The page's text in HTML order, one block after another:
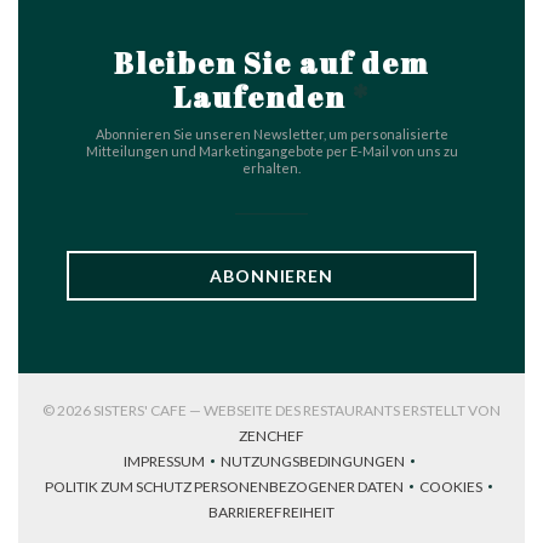
Bleiben Sie auf dem
Laufenden
Abonnieren Sie unseren Newsletter, um personalisierte
Mitteilungen und Marketingangebote per E-Mail von uns zu
erhalten.
ABONNIEREN
© 2026 SISTERS' CAFE — WEBSEITE DES RESTAURANTS ERSTELLT VON
ZENCHEF
IMPRESSUM
((ÖFFNET EIN NEUES FENSTER))
NUTZUNGSBEDINGUNGEN
((ÖFFNET EIN NEUES FENSTER))
POLITIK ZUM SCHUTZ PERSONENBEZOGENER DATEN
((ÖFFNET EIN NEUES FENSTER))
COOKIES
((ÖFFNET
BARRIEREFREIHEIT
((ÖFFNET EIN NEUES FENSTER))